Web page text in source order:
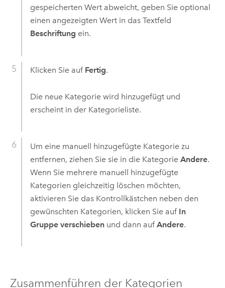
gespeicherten Wert abweicht, geben Sie optional
einen angezeigten Wert in das Textfeld
Beschriftung ein.
Klicken Sie auf Fertig.
Die neue Kategorie wird hinzugefügt und
erscheint in der Kategorieliste.
Um eine manuell hinzugefügte Kategorie zu
entfernen, ziehen Sie sie in die Kategorie Andere.
Wenn Sie mehrere manuell hinzugefügte
Kategorien gleichzeitig löschen möchten,
aktivieren Sie das Kontrollkästchen neben den
gewünschten Kategorien, klicken Sie auf In
Gruppe verschiebenund dann auf Andere.
Zusammenführen der Kategorien